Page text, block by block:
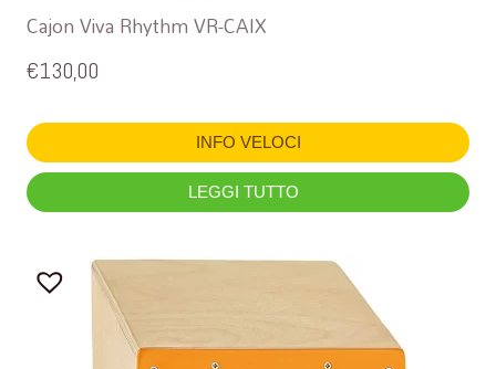
Cajon Viva Rhythm VR-CAIX
€130,00
INFO VELOCI
LEGGI TUTTO